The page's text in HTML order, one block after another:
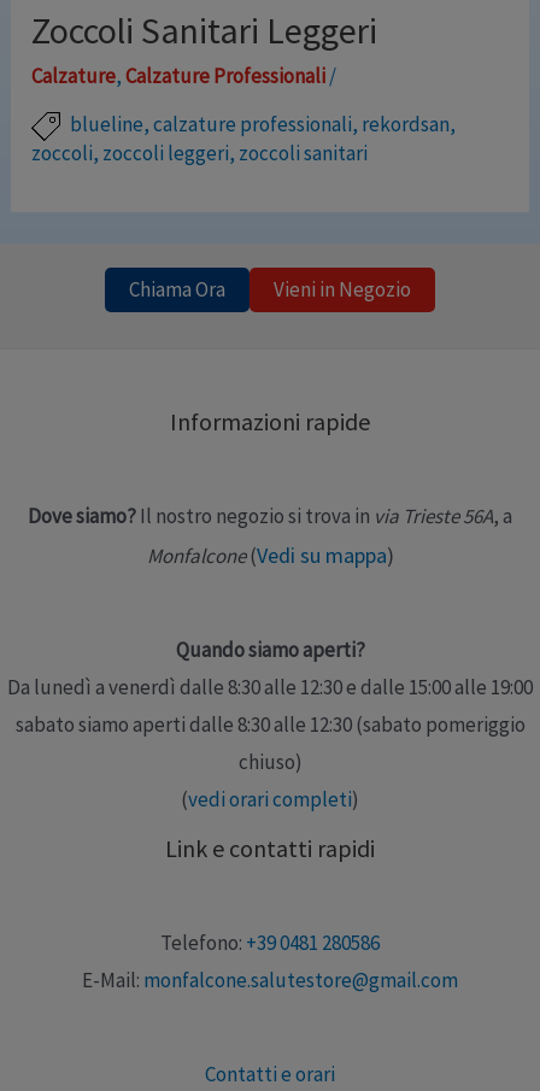
Zoccoli Sanitari Leggeri
Calzature,Calzature Professionali/
blueline,calzature professionali, rekordsan,
zoccoli, zoccoli leggeri, zoccoli sanitari
che utilizza componenti plastici (EVA) atossici, privi di
alogeni e di lattice che permettono di ottenere una
garantire la durata, la protezione e il benessere del
Chiama Ora Vieni in Negozio
Informazioni rapide
Dove siamo?Il nostro negozio si trova in via Trieste 56A, a
Monfalcone(Vedi su mappa)
Quando siamo aperti?
Da lunedì a venerdì dalle 8:30 alle 12:30 e dalle 15:00 alle 19:00
sabato siamo aperti dalle 8:30 alle 12:30 (sabato pomeriggio
chiuso)
(vedi orari completi)
Link e contatti rapidi
Telefono: +39 0481 280586
E-Mail: monfalcone.salutestore@gmail.com
Contatti e orari